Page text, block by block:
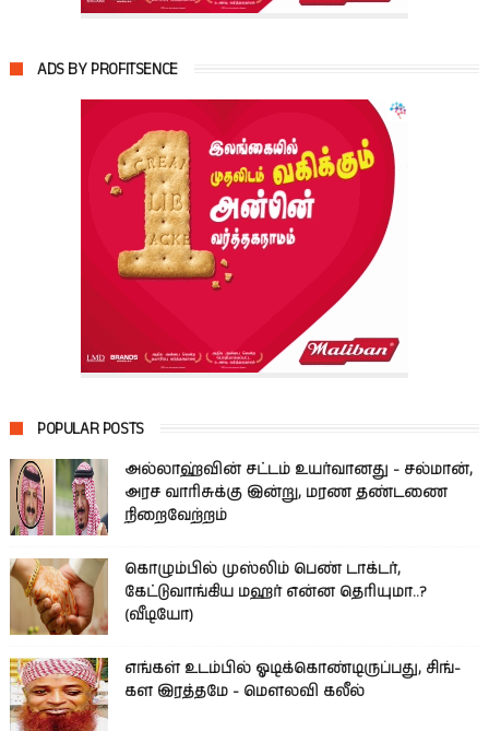
ADS BY PROFITSENCE
POPULAR POSTS
அல்லாஹ்வின் சட்டம் உயர்வானது - சல்மான்,
அரச வாரிசுக்கு இன்று, மரண தண்டணை
நிறைவேற்றம்
கொழும்பில் முஸ்லிம் பெண் டாக்டர்,
கேட்டுவாங்கிய மஹர் என்ன தெரியுமா..?
(வீடியோ)
எங்கள் உடம்பில் ஓடிக்­கொண்­டி­ருப்­பது, சிங்­
கள இரத்­தமே - மௌலவி கலீல்